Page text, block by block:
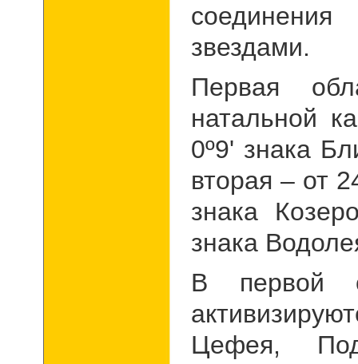
звездами.
Первая
натальной
0º9' знака
вторая – от
знака
знака
В первой
Цефея,